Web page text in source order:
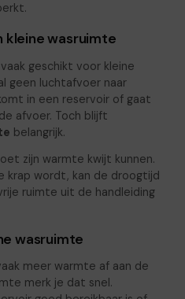
kleine wasruimte
geschikt voor kleine
geen luchtafvoer naar
in een reservoir of gaat
afvoer. Toch blijft
belangrijk.
zijn warmte kwijt kunnen.
krap wordt, kan de droogtijd
ruimte uit de handleiding
wasruimte
meer warmte af aan de
merk je dat snel.